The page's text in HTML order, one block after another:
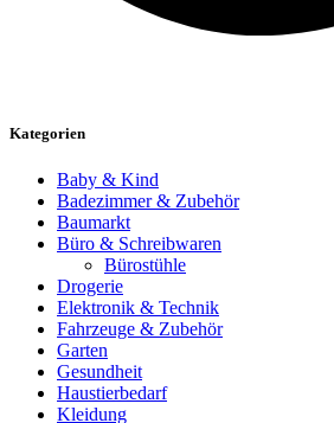
Kategorien
Baby & Kind
Badezimmer & Zubehör
Baumarkt
Büro & Schreibwaren
Bürostühle
Drogerie
Elektronik & Technik
Fahrzeuge & Zubehör
Garten
Gesundheit
Haustierbedarf
Kleidung